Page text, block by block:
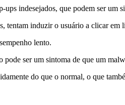
indesejados, que podem ser um
tentam induzir o usuário a clicar em
lento.
ser um sintoma de que um
do que o normal, o que